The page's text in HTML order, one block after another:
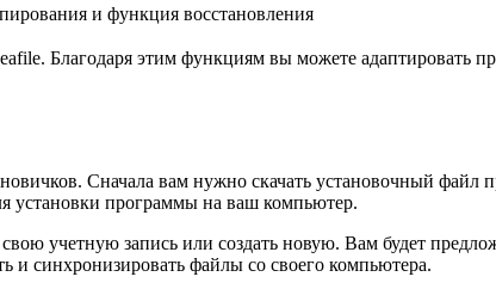
и функция восстановления
Благодаря этим функциям вы можете адаптировать
Сначала вам нужно скачать установочный файл
установки программы на ваш компьютер.
учетную запись или создать новую. Вам будет
и синхронизировать файлы со своего компьютера.